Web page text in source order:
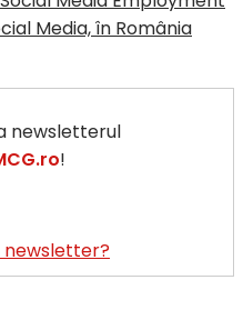
Media, în România
newsletterul
!
newsletter?